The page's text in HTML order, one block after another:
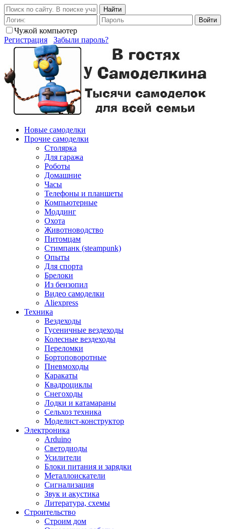
Найти
Войти
Чужой компьютер
Регистрация
Забыли пароль?
Новые самоделки
Прочие самоделки
Столярка
Для гаража
Роботы
Домашние
Часы
Телефоны и планшеты
Компьютерные
Моддинг
Охота
Животноводство
Питомцам
Стимпанк (steampunk)
Опыты
Для спорта
Брелоки
Из бензопил
Видео самоделки
Aliexpress
Техника
Вездеходы
Гусеничные вездеходы
Колесные вездеходы
Переломки
Бортоповоротные
Пневмоходы
Каракаты
Квадроциклы
Снегоходы
Лодки и катамараны
Сельхоз техника
Моделист-конструктор
Электроника
Arduino
Светодиоды
Усилители
Блоки питания и зарядки
Металлоискатели
Сигнализация
Звук и акустика
Литература, схемы
Строительство
Строим дом